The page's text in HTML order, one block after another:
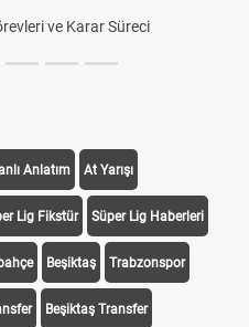
ve Karar Süreci
Anlatım At Yarışı
Lig Fikstür Süper Lig Haberleri
Beşiktaş Trabzonspor
Beşiktaş Transfer